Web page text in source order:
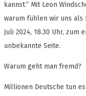
kannst.“ Mit Leon
warum fühlen wir uns als
Juli 2024, 18.30 Uhr,
unbekannte Seite.
Warum geht man fremd?
Millionen Deutsche tun